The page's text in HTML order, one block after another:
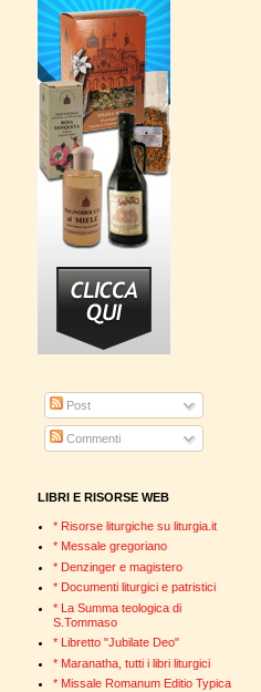
Post
Commenti
LIBRI E RISORSE WEB
* Risorse liturgiche su liturgia.it
* Messale gregoriano
* Denzinger e magistero
* Documenti liturgici e patristici
* La Summa teologica di
S.Tommaso
* Libretto "Jubilate Deo"
* Maranatha, tutti i libri liturgici
* Missale Romanum Editio Typica